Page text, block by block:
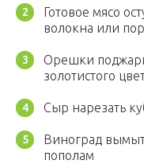
Готовое мясо
волокна или
Орешки
золотистого
Сыр нарезать
Виноград
пополам